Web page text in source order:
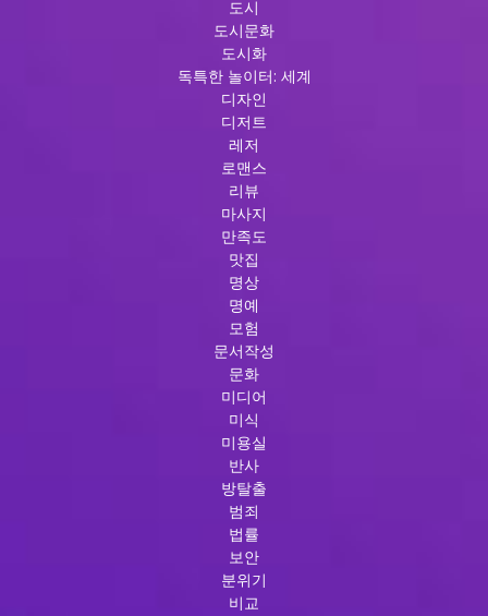
도시
도시문화
도시화
독특한 놀이터: 세계
디자인
디저트
레저
로맨스
리뷰
마사지
만족도
맛집
명상
명예
모험
문서작성
문화
미디어
미식
미용실
반사
방탈출
범죄
법률
보안
분위기
비교